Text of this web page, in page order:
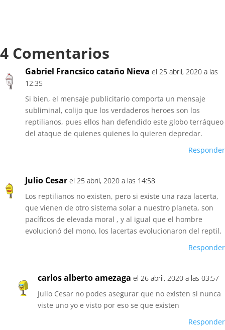
4 Comentarios
Gabriel Francsico cataño Nieva el 25 abril, 2020 a las
12:35
Si bien, el mensaje publicitario comporta un mensaje
subliminal, colijo que los verdaderos heroes son los
reptilianos, pues ellos han defendido este globo terráqueo
del ataque de quienes quienes lo quieren depredar.
Responder
Julio Cesar el 25 abril, 2020 a las 14:58
Los reptilianos no existen, pero si existe una raza lacerta,
que vienen de otro sistema solar a nuestro planeta, son
pacíficos de elevada moral , y al igual que el hombre
evolucionó del mono, los lacertas evolucionaron del reptil,
Responder
carlos alberto amezaga el 26 abril, 2020 a las 03:57
Julio Cesar no podes asegurar que no existen si nunca
viste uno yo e visto por eso se que existen
Responder